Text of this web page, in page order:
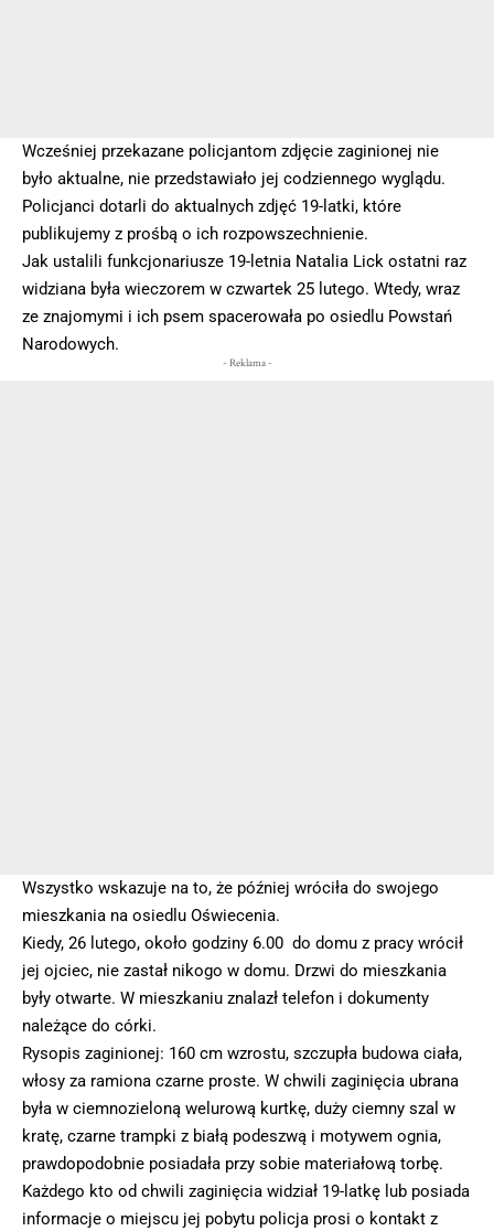
Wcześniej przekazane policjantom zdjęcie zaginionej nie
było aktualne, nie przedstawiało jej codziennego wyglądu.
Policjanci dotarli do aktualnych zdjęć 19-latki, które
publikujemy z prośbą o ich rozpowszechnienie.
Jak ustalili funkcjonariusze 19-letnia Natalia Lick ostatni raz
widziana była wieczorem w czwartek 25 lutego. Wtedy, wraz
ze znajomymi i ich psem spacerowała po osiedlu Powstań
Narodowych.
- Reklama -
Wszystko wskazuje na to, że później wróciła do swojego
mieszkania na osiedlu Oświecenia.
Kiedy, 26 lutego, około godziny 6.00 do domu z pracy wrócił
jej ojciec, nie zastał nikogo w domu. Drzwi do mieszkania
były otwarte. W mieszkaniu znalazł telefon i dokumenty
należące do córki.
Rysopis zaginionej: 160 cm wzrostu, szczupła budowa ciała,
włosy za ramiona czarne proste. W chwili zaginięcia ubrana
była w ciemnozieloną welurową kurtkę, duży ciemny szal w
kratę, czarne trampki z białą podeszwą i motywem ognia,
prawdopodobnie posiadała przy sobie materiałową torbę.
Każdego kto od chwili zaginięcia widział 19-latkę lub posiada
informacje o miejscu jej pobytu policja prosi o kontakt z